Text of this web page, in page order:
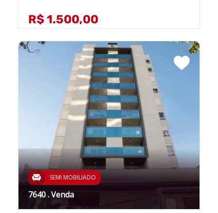
R$ 1.500,00
SEMI MOBILIADO
7640 . Venda